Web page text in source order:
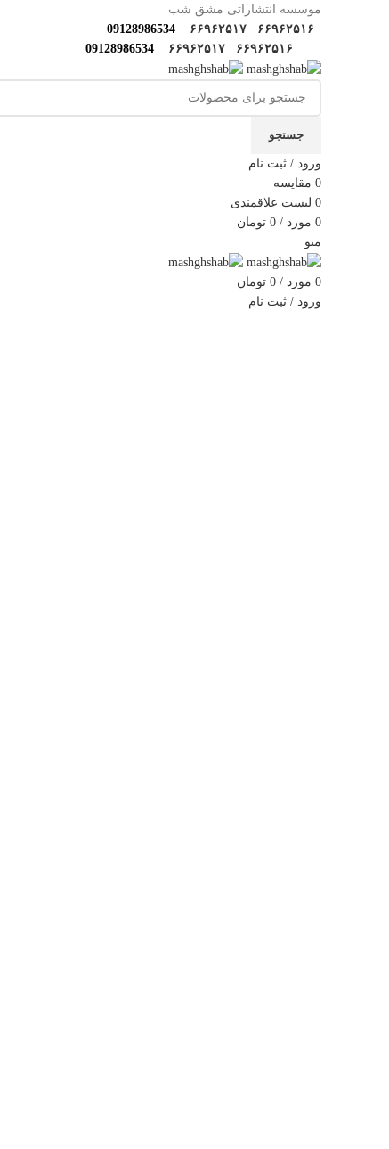
موسسه انتشاراتی مشق شب
۶۶۹۶۲۵۱۶
۶۶۹۶۲۵۱۷
09128986534
۶۶۹۶۲۵۱۶
۶۶۹۶۲۵۱۷ 09128986534
جستجو
ورود / ثبت نام
0 مقایسه
0 لیست علاقمندی
0 مورد /
0 تومان
منو
0 مورد /
0 تومان
ورود / ثبت نام